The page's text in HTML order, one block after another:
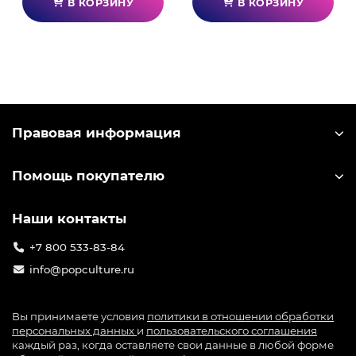
В КОРЗИНУ В КОРЗИНУ
Правовая информация
Помощь покупателю
Наши контакты
+7 800 533-83-84
info@popculture.ru
Вы принимаете условия политики в отношении обработки
персональных данных и пользовательского соглашения
каждый раз, когда оставляете свои данные в любой форме